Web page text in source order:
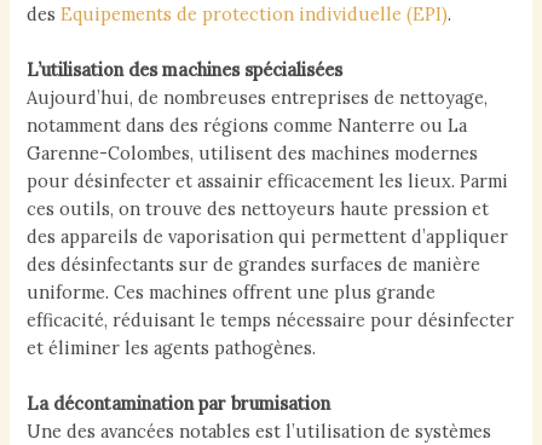
desEquipements de protection individuelle (EPI).
L’utilisation des machines spécialisées
Aujourd’hui, de nombreuses entreprises de nettoyage,
notamment dans des régions comme Nanterre ou La
Garenne-Colombes, utilisent des machines modernes
pour désinfecter et assainir efficacement les lieux. Parmi
ces outils, on trouve des nettoyeurs haute pression et
des appareils de vaporisation qui permettent d’appliquer
des désinfectants sur de grandes surfaces de manière
uniforme. Ces machines offrent une plus grande
efficacité, réduisant le temps nécessaire pour désinfecter
et éliminer les agents pathogènes.
La décontamination par brumisation
Une des avancées notables est l’utilisation de systèmes